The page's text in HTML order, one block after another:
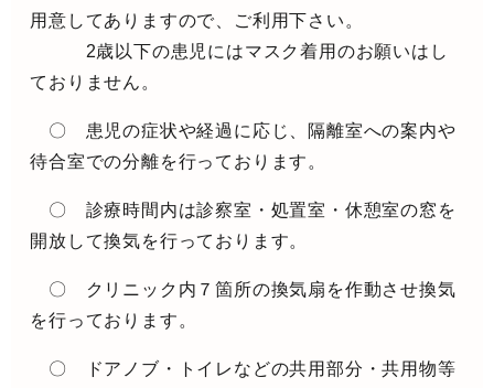
用意してありますので、ご利用下さい。
2歳以下の患児にはマスク着用のお願いはし
ておりません。
〇 患児の症状や経過に応じ、隔離室への案内や
待合室での分離を行っております。
〇 診療時間内は診察室・処置室・休憩室の窓を
開放して換気を行っております。
〇 クリニック内７箇所の換気扇を作動させ換気
を行っております。
〇 ドアノブ・トイレなどの共用部分・共用物等